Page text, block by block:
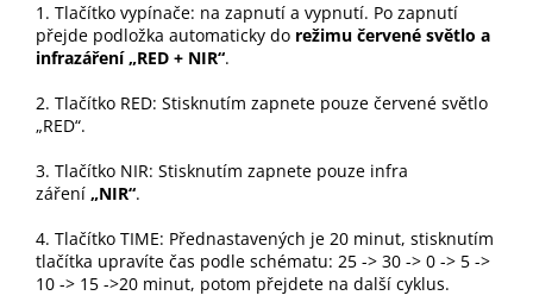
1. Tlačítko vypínače: na zapnutí a vypnutí. Po zapnutí
přejde podložka automaticky do režimu červené světlo a
infrazáření „RED + NIR“.
2. Tlačítko RED: Stisknutím zapnete pouze červené světlo
„RED“.
3. Tlačítko NIR: Stisknutím zapnete pouze infra
záření „NIR“.
4. Tlačítko TIME: Přednastavených je 20 minut, stisknutím
tlačítka upravíte čas podle schématu: 25 -> 30 -> 0 -> 5 ->
10 -> 15 ->20 minut, potom přejdete na další cyklus.